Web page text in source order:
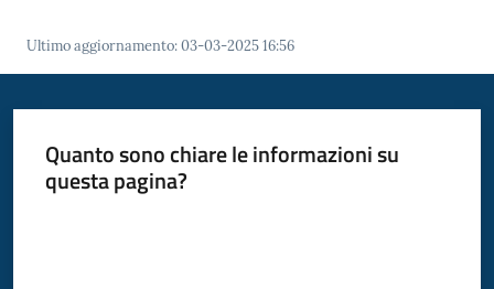
Vivere
San
Donato
Ultimo aggiornamento:03-03-2025 16:56
Quanto sono chiare le informazioni su
questa pagina?